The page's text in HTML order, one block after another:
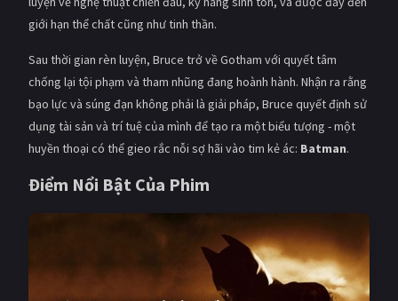
PHIM LẺ
PHIM CHIẾU RẠP
TUYỂN TẬP PHIM
BLOG
giới hạn thể chất cũng như tinh thần.
Sau thời gian rèn luyện, Bruce trở về Gotham với quyết tâm
chống lại tội phạm và tham nhũng đang hoành hành. Nhận ra rằng
bạo lực và súng đạn không phải là giải pháp, Bruce quyết định sử
dụng tài sản và trí tuệ của mình để tạo ra một biểu tượng - một
huyền thoại có thể gieo rắc nỗi sợ hãi vào tim kẻ ác: Batman.
Điểm Nổi Bật Của Phim